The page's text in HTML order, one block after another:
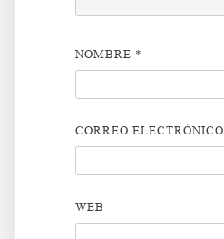
NOMBRE *
CORREO ELECTRÓNICO
WEB